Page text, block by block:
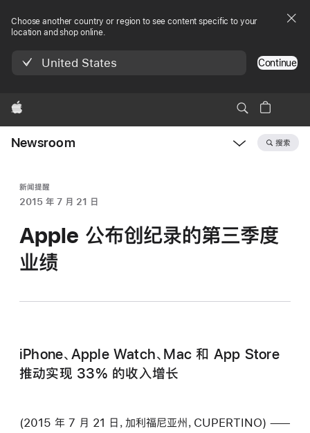
Choose another country or region to see content specific to your
location and shop online.
United States Continue
Apple
Newsroom 搜索
新闻提醒
2015 年 7 月 21 日
Apple 公布创纪录的第三季度
业绩
iPhone、Apple Watch、Mac 和 App Store
推动实现 33% 的收入增长
(2015 年 7 月 21 日，加利福尼亚州，CUPERTINO) ——